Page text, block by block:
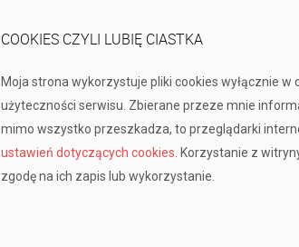
COOKIES CZYLI LUBIĘ CIASTKA
Moja strona wykorzystuje pliki cookies wyłącznie w
użyteczności serwisu. Zbierane przeze mnie
mimo wszystko przeszkadza, to przeglądarki
ustawień dotyczących cookies . Korzystanie z
zgodę na ich zapis lub wykorzystanie.